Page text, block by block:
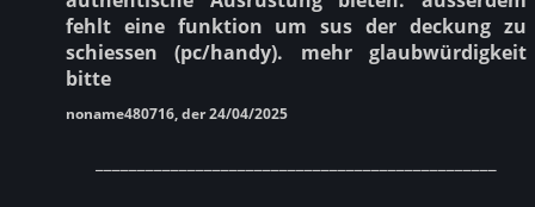
fehlt eine funktion um sus der deckung zu
schiessen (pc/handy). mehr glaubwürdigkeit
bitte
noname480716, der 24/04/2025